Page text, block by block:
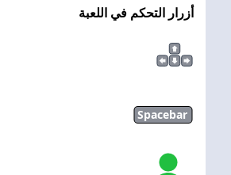
أزرار التحكم في اللعبة
Spacebar